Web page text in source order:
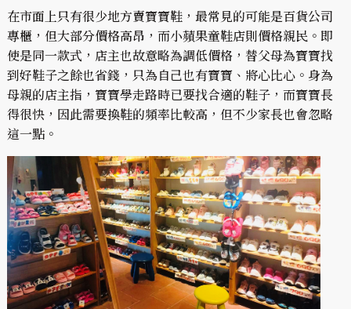
在市面上只有很少地方賣寶寶鞋，最常見的可能是百貨公司
專櫃，但大部分價格高昂，而小蘋果童鞋店則價格親民。即
使是同一款式，店主也故意略為調低價格，替父母為寶寶找
到好鞋子之餘也省錢，只為自己也有寶寶、將心比心。身為
母親的店主指，寶寶學走路時已要找合適的鞋子，而寶寶長
得很快，因此需要換鞋的頻率比較高，但不少家長也會忽略
這一點。